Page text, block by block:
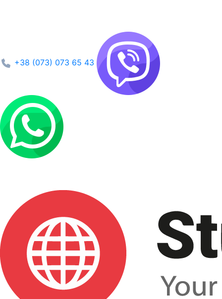
+38 (073) 073 65 43